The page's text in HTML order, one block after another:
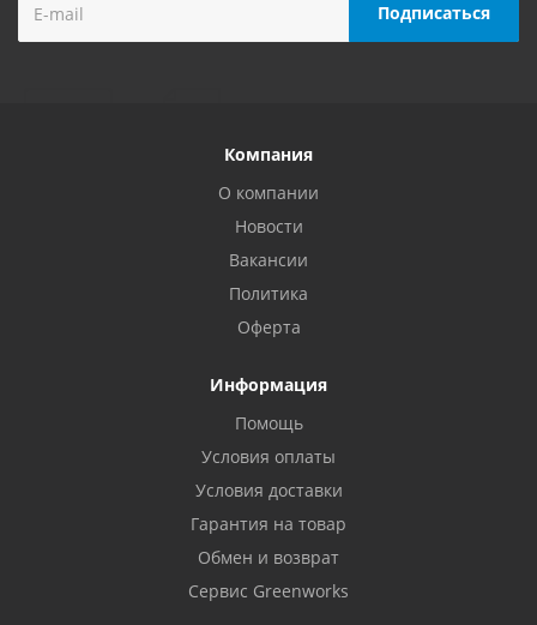
Компания
О компании
Новости
Вакансии
Политика
Оферта
Информация
Помощь
Условия оплаты
Условия доставки
Гарантия на товар
Обмен и возврат
Сервис Greenworks